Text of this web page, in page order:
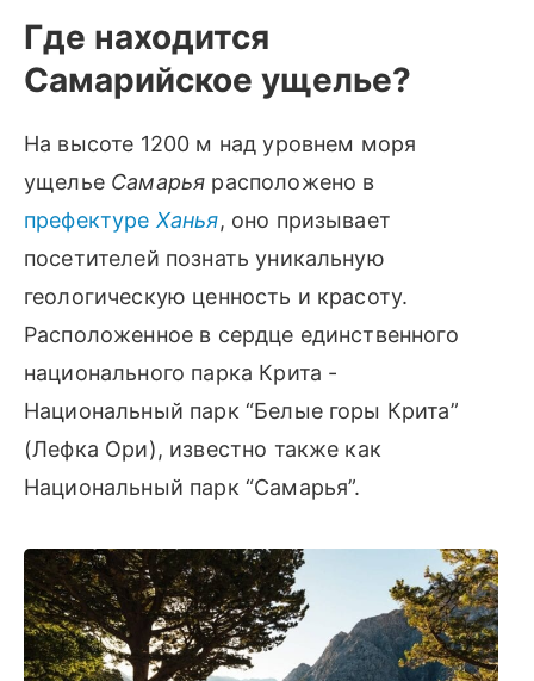
Где находится
Самарийское ущелье?
На высоте 1200 м над уровнем моря
ущелье Самарья расположено в
префектуре Ханья, оно призывает
посетителей познать уникальную
геологическую ценность и красоту.
Расположенное в сердце единственного
национального парка Крита -
Национальный парк “Белые горы Крита”
(Лефка Ори), известно также как
Национальный парк “Самарья”.